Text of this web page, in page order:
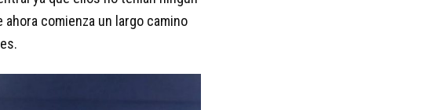
comienza un largo camino